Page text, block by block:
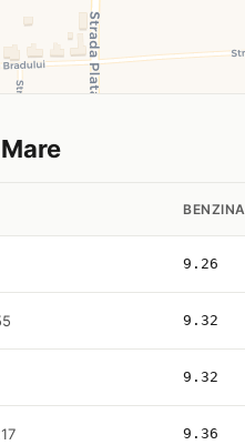
BENZINA
9.26
9.32
9.32
9.36